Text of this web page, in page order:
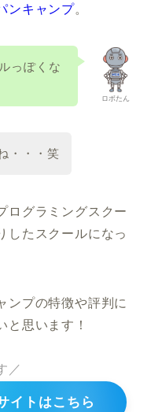
ンキャンプ。
ロボたん
っぽくな
・・・笑
ログラミングスクー
したスクールになっ
ンプの特徴や評判に
と思います！
／
イトはこちら